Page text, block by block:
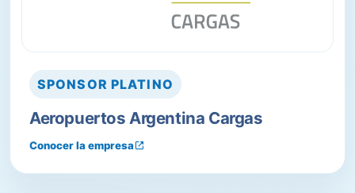
SPONSOR PLATINO
Aeropuertos Argentina Cargas
Conocer la empresa